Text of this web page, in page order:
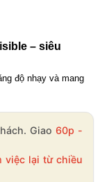
– siêu
độ nhạy và mang
Giao 60p -
việc lại từ chiều